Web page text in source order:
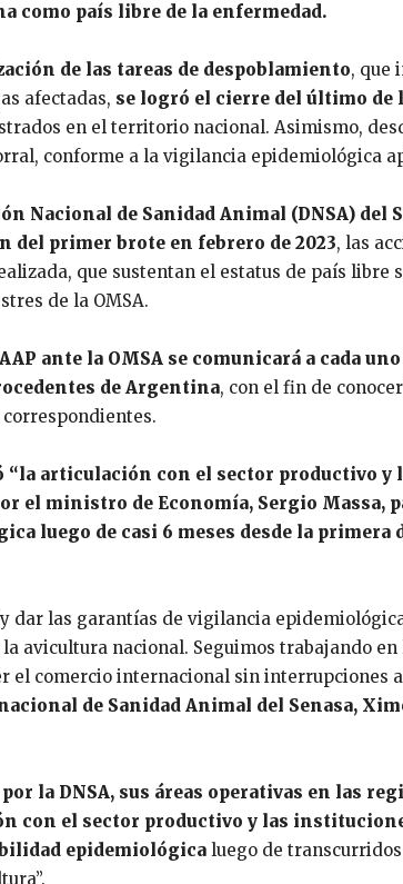
como país libre de la enfermedad.
de las tareas de despoblamiento, que
afectadas, se logró el cierre del último de
en el territorio nacional. Asimismo,
conforme a la vigilancia epidemiológica
Nacional de Sanidad Animal (DNSA) del
del primer brote en febrero de 2023, las
que sustentan el estatus de país libre
de la OMSA.
ante la OMSA se comunicará a cada
de Argentina, con el fin de
correspondientes.
“la articulación con el sector productivo y
el ministro de Economía, Sergio Massa,
luego de casi 6 meses desde la primera
dar las garantías de vigilancia
avicultura nacional. Seguimos trabajando en
el comercio internacional sin interrupciones
de Sanidad Animal del Senasa,
la DNSA, sus áreas operativas en las
con el sector productivo y las
epidemiológica luego de